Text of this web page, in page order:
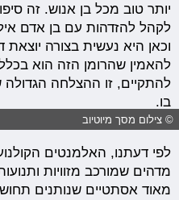
יותר טוב מכל בן אנוש. זה
לקהל להזדהות עם בן אדם
וכאן היא נעשית בצורה יוצאת
להאמין שהרומן הזה הוא בכלל
להתקיים, זו ההצלחה
בו.
© צילום מסך מיוטיוב
לפי דעתנו, האלמנטים
מדהים שמורכב מזוויות
מאוד אסתטיים שנותנים